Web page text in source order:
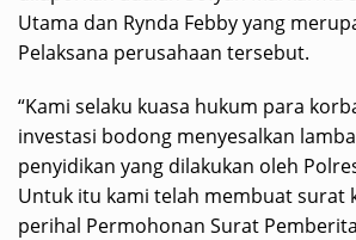
Utama dan Rynda Febby yang
Pelaksana perusahaan tersebut.
“Kami selaku kuasa hukum para
investasi bodong menyesalkan
penyidikan yang dilakukan oleh
Untuk itu kami telah membuat surat
perihal Permohonan Surat